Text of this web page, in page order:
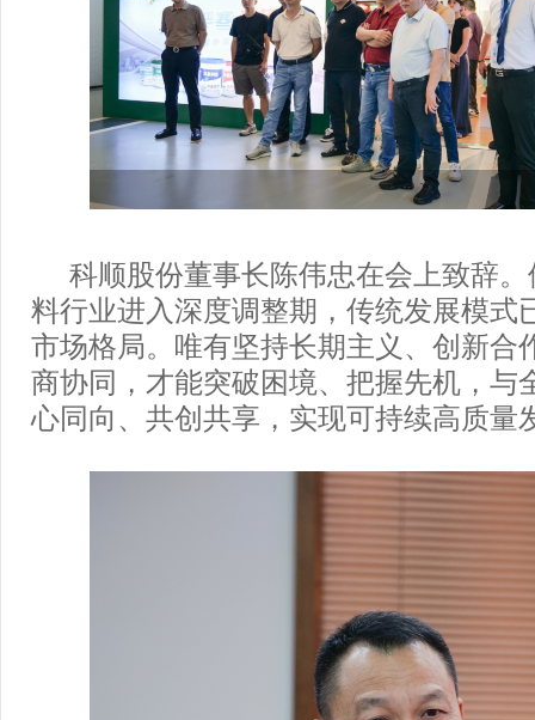
科顺股份董事长陈伟忠在会上致辞
料行业进入深度调整期，传统发展模式
市场格局。唯有坚持长期主义、创新合
商协同，才能突破困境、把握先机，与
心同向、共创共享，实现可持续高质量